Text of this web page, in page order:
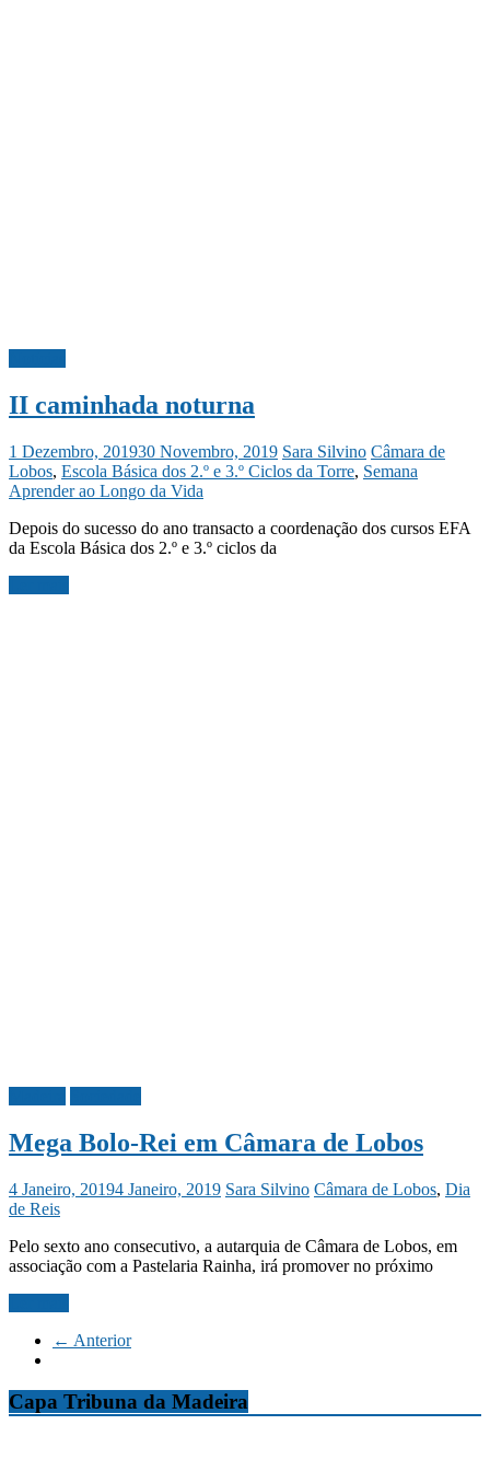
II caminhada noturna
1 Dezembro, 201930 Novembro, 2019 Sara Silvino Câmara de
Lobos, Escola Básica dos 2.º e 3.º Ciclos da Torre, Semana
Aprender ao Longo da Vida
Depois do sucesso do ano transacto a coordenação dos cursos EFA
da Escola Básica dos 2.º e 3.º ciclos da
Mega Bolo-Rei em Câmara de Lobos
4 Janeiro, 20194 Janeiro, 2019 Sara Silvino Câmara de Lobos, Dia
de Reis
Pelo sexto ano consecutivo, a autarquia de Câmara de Lobos, em
associação com a Pastelaria Rainha, irá promover no próximo
← Anterior
Capa Tribuna da Madeira